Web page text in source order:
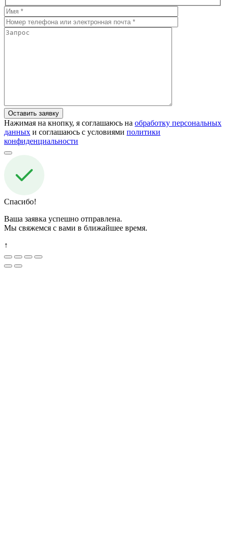
Нажимая на кнопку, я соглашаюсь на обработку персональных
данных и соглашаюсь с условиями политики
конфиденциальности
Спасибо!
Ваша заявка успешно отправлена.
Мы свяжемся с вами в ближайшее время.
↑